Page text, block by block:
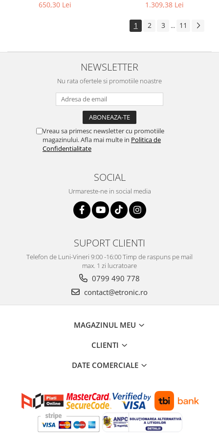
23 piese
650,30 Lei
| 80 piese
1.309,38 Lei
1 2 3 ... 11
NEWSLETTER
Nu rata ofertele si promotiile noastre
Vreau sa primesc newsletter cu promotiile
magazinului. Afla mai multe in Politica de
Confidentialitate
SOCIAL
Urmareste-ne in social media
SUPORT CLIENTI
Telefon de Luni-Vineri 9:00 -16:00 Timp de raspuns pe mail
max. 1 zi lucratoare
0799 490 778
contact@etronic.ro
MAGAZINUL MEU
CLIENTI
DATE COMERCIALE